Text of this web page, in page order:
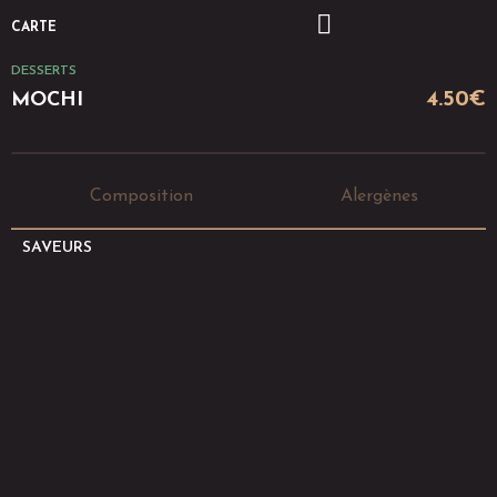
CARTE
DESSERTS
MOCHI 4.50€
Composition Alergènes
SAVEURS